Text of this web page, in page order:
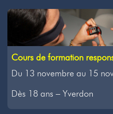
Cours de formation
Du 13 novembre au 15
Dès 18 ans – Yverdon